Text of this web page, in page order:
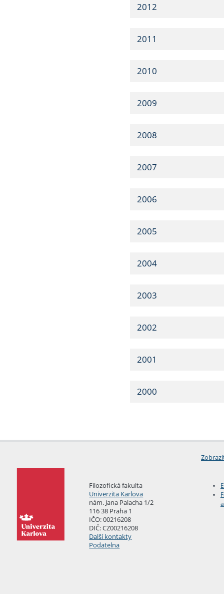
2012
2011
2010
2009
2008
2007
2006
2005
2004
2003
2002
2001
2000
Filozofická fakulta
Univerzita Karlova
nám. Jana Palacha 1/2
116 38 Praha 1
IČO: 00216208
DIČ: CZ00216208
Další kontakty
Podatelna